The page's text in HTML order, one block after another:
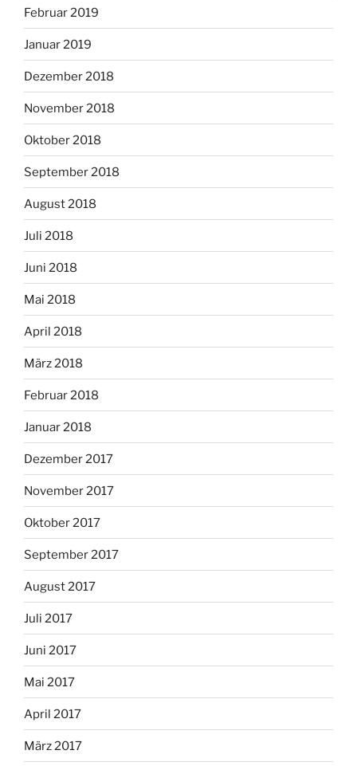
Februar 2019
Januar 2019
Dezember 2018
November 2018
Oktober 2018
September 2018
August 2018
Juli 2018
Juni 2018
Mai 2018
April 2018
März 2018
Februar 2018
Januar 2018
Dezember 2017
November 2017
Oktober 2017
September 2017
August 2017
Juli 2017
Juni 2017
Mai 2017
April 2017
März 2017